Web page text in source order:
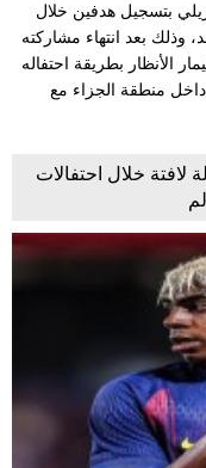
بتسجيل هدفين خلال
بنتيجة 2 - 2، فجر الأحد، وذلك بعد انتهاء مشاركته
كأس العالم 2026. ولفت نيمار الأنظار بطريقة احتفاله
داخل منطقة الجزاء مع
لافتة خلال احتفالات